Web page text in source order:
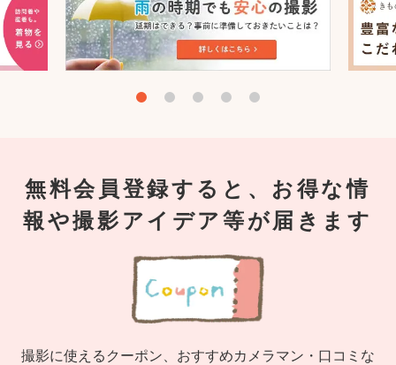
無料会員登録すると、お得な情
報や撮影アイデア等が届きます
撮影に使えるクーポン、おすすめカメラマン・口コミな